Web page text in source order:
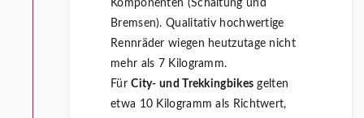
Komponenten (Schaltung und
Bremsen). Qualitativ hochwertige
Rennräder wiegen heutzutage nicht
mehr als 7 Kilogramm.
FürCity- und Trekkingbikes gelten
etwa 10 Kilogramm als Richtwert,